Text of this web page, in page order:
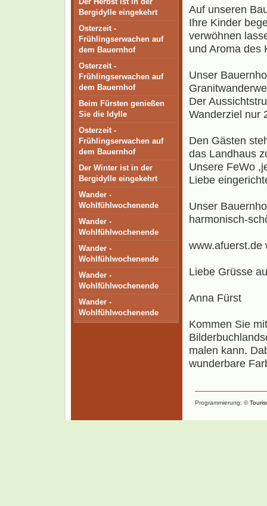
Bergidylle eingekehrt
Osterzeit -
Frühlingserwachen auf
dem Bauernhof
Osterzeit -
Frühlingserwachen auf
dem Bauernhof
Beim Fürsten genießen
Sie die Idylle
Osterzeit -
Frühlingserwachen auf
dem Bauernhof
Der Winter ist in der
Bergidylle eingekehrt
Wander -
Wohlfühlwochenende
Wander -
Wohlfühlwochenende
Wander -
Wohlfühlwochenende
Wander -
Wohlfühlwochenende
Wander -
Wohlfühlwochenende
Auf unseren
Ihre Kinder
verwöhnen
und Aroma des
Unser
Der
Wanderziel nur
Den Gästen
das Landhaus
Unsere FeWo
Liebe
Unser
harmonisch-
www.afuerst.de
Liebe Grüsse
Anna Fürst
Kommen Sie
malen kann.
wunderbare
Programmierung: ©